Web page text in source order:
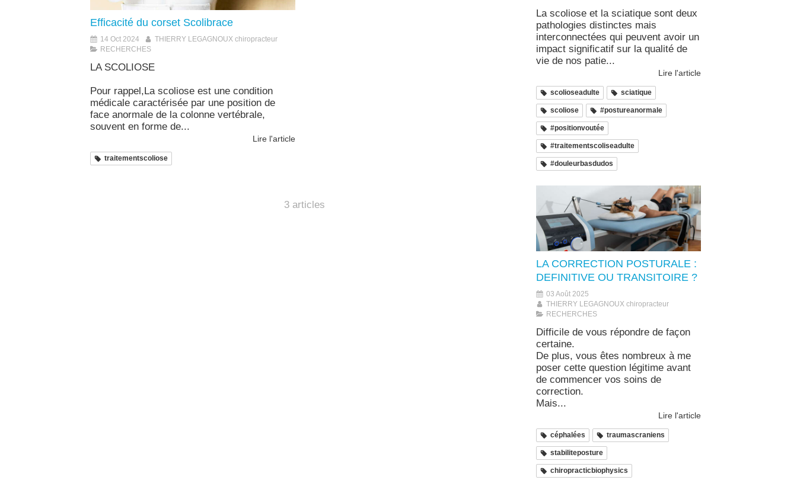
Efficacité du corset Scolibrace
14 Oct 2024
THIERRY LEGAGNOUX chiropracteur
RECHERCHES
LA SCOLIOSE
Pour rappel,La scoliose est une condition
médicale caractérisée par une position de
face anormale de la colonne vertébrale,
souvent en forme de...
Lire l'article
traitementscoliose
3 articles
La scoliose et la sciatique sont deux
pathologies distinctes mais
interconnectées qui peuvent avoir un
impact significatif sur la qualité de
vie de nos patie...
Lire l'article
scolioseadulte sciatique
scoliose #postureanormale
#positionvoutée
#traitementscoliseadulte
#douleurbasdudos
LA CORRECTION POSTURALE :
DEFINITIVE OU TRANSITOIRE ?
03 Août 2025
THIERRY LEGAGNOUX chiropracteur
RECHERCHES
Difficile de vous répondre de façon
certaine.
De plus, vous êtes nombreux à me
poser cette question légitime avant
de commencer vos soins de
correction.
Mais...
Lire l'article
céphalées traumascraniens
stabiliteposture
chiropracticbiophysics